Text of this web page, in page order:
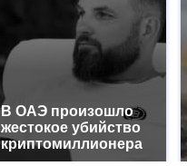
В ОАЭ произошло
жестокое убийство
криптомиллионера